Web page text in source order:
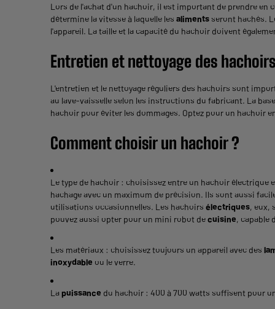
Lors de l'achat d'un hachoir, il est important de prendre en
détermine la vitesse à laquelle les aliments seront hachés.
l'appareil. La taille et la capacité du hachoir doivent
Entretien et nettoyage des hachoirs
L'entretien et le nettoyage réguliers des hachoirs sont
au lave-vaisselle selon les instructions du fabricant. La
hachoir pour éviter les dommages. Optez pour un hachoir
Comment choisir un hachoir ?
Le type de hachoir : choisissez entre un hachoir
hachage avec un maximum de précision. Ils sont aussi
utilisations occasionnelles. Les hachoirs électriques, eux,
pouvez aussi opter pour un mini robot decuisine, capable
Les matériaux : choisissez toujours un appareil avec des
inoxydable ou le verre.
Lapuissance du hachoir : 400 à 700 watts suffisent pour